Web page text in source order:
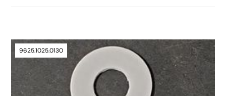
9625.1025.0130